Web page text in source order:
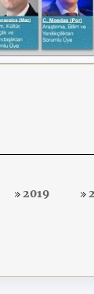
2019